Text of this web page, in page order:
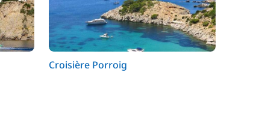
Croisière Porroig